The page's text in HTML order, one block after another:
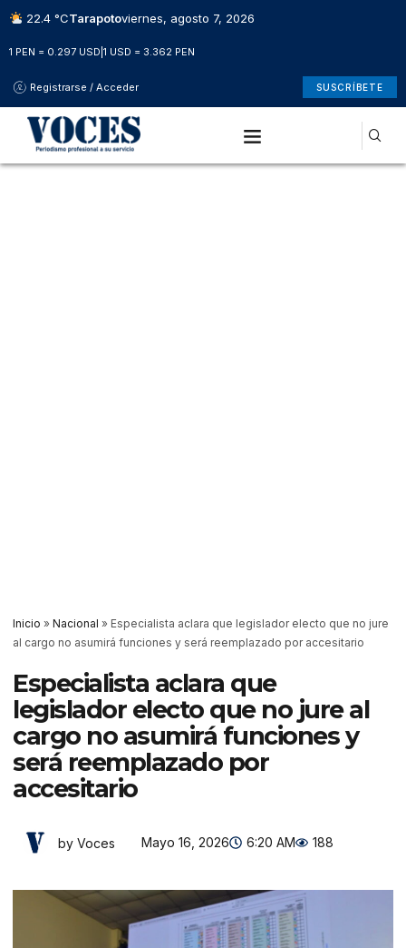
22.4 °CTarapotoviernes, agosto 7, 2026
1 PEN = 0.297 USD 1 USD = 3.362 PEN
Registrarse / Acceder SUSCRÍBETE
Inicio » Nacional » Especialista aclara que legislador electo que no jure
al cargo no asumirá funciones y será reemplazado por accesitario
Especialista aclara que
legislador electo que no jure al
cargo no asumirá funciones y
será reemplazado por
accesitario
by Voces Mayo 16, 2026 6:20 AM 188